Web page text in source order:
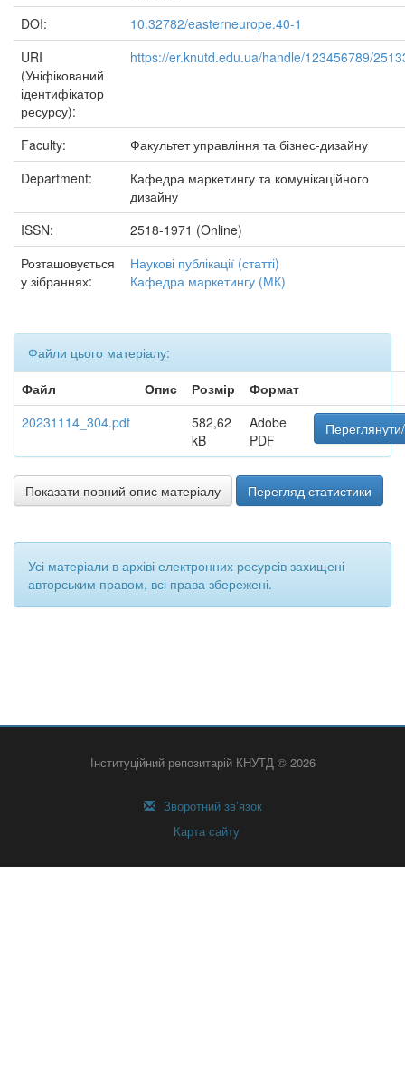
DOI:
10.32782/easterneurope.40-1
URI
(Уніфікований
ідентифікатор
ресурсу):
https://er.knutd.edu.ua/handle/123456789/
Faculty:
Факультет управління та бізнес-дизайну
Department:
Кафедра маркетингу та комунікаційного
дизайну
ISSN:
2518-1971 (Online)
Розташовується
у зібраннях:
Наукові публікації (статті)
Кафедра маркетингу (МК)
Файли цього матеріалу:
Файл
Опис Розмір
Формат
20231114_304.pdf
582,62
kB
Adobe
PDF
Показати повний опис матеріалу Перегляд статистики
Усі матеріали в архіві електронних ресурсів захищені
авторським правом, всі права збережені.
Інституційний репозитарій КНУТД © 2026
Зворотний зв’язок
Карта сайту